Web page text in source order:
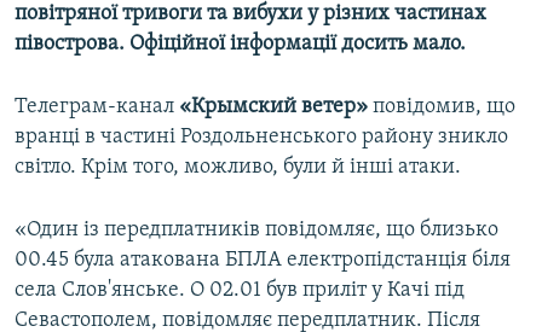
повітряної тривоги та вибухи у різних частинах
півострова. Офіційної інформації досить мало.
Телеграм-канал «Крымский ветер» повідомив, що
вранці в частині Роздольненського району зникло
світло. Крім того, можливо, були й інші атаки.
«Один із передплатників повідомляє, що близько
00.45 була атакована БПЛА електропідстанція біля
села Слов'янське. О 02.01 був приліт у Качі під
Севастополем, повідомляє передплатник. Після